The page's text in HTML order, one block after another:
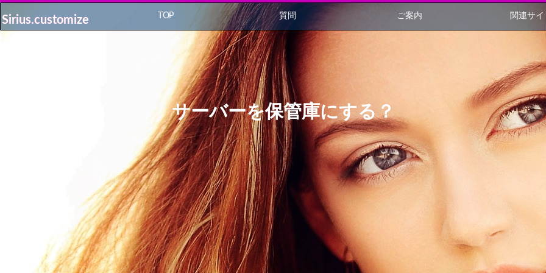
Sirius.customize TOP 質問 ご案内 関連サイ
Sirius.customize
サーバーを保管庫にする？